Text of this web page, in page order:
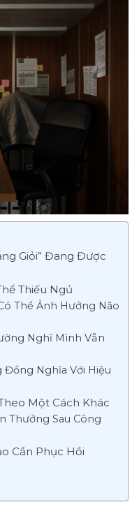
Giỏi” Đang Được
Thiếu Ngủ
Thể Ảnh Hưởng Não
Nghĩ Mình Vẫn
Đồng Nghĩa Với Hiệu
Một Cách Khác
Thưởng Sau Công
Cần Phục Hồi